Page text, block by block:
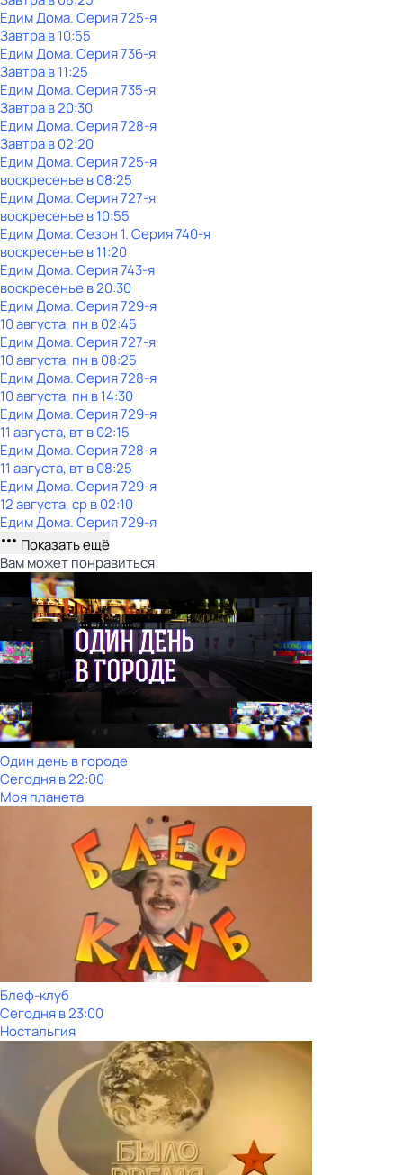
Едим Дома. Серия 725-я
Завтра в 10:55
Едим Дома. Серия 736-я
Завтра в 11:25
Едим Дома. Серия 735-я
Завтра в 20:30
Едим Дома. Серия 728-я
Завтра в 02:20
Едим Дома. Серия 725-я
воскресенье в08:25
Едим Дома. Серия 727-я
воскресенье в10:55
Едим Дома. Сезон 1. Серия 740-я
воскресенье в11:20
Едим Дома. Серия 743-я
воскресенье в20:30
Едим Дома. Серия 729-я
10 августа, пн в 02:45
Едим Дома. Серия 727-я
10 августа, пн в 08:25
Едим Дома. Серия 728-я
10 августа, пн в 14:30
Едим Дома. Серия 729-я
11 августа, вт в 02:15
Едим Дома. Серия 728-я
11 августа, вт в 08:25
Едим Дома. Серия 729-я
12 августа, ср в 02:10
Едим Дома. Серия 729-я
Показать ещё
Вам может понравиться
Один день в городе
Сегодня в 22:00
Моя планета
Блеф-клуб
Сегодня в 23:00
Ностальгия